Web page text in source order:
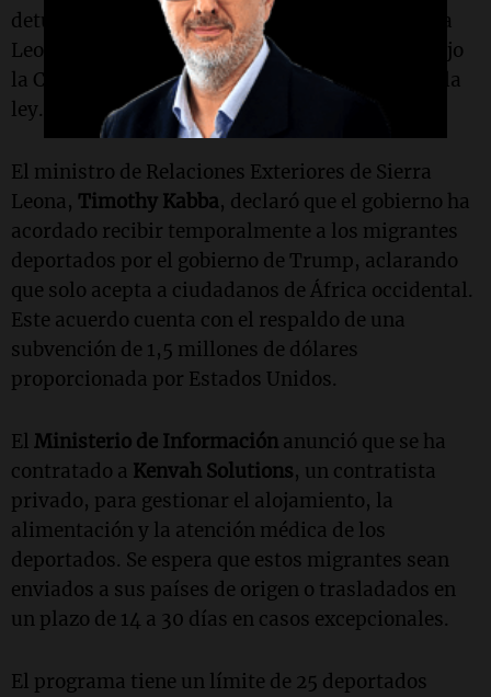
detuvo la deportación de una mujer hacia Sierra
Leona tras no permitirle solicitar protección bajo
la Convención contra la Tortura, como lo exige la
ley.
El ministro de Relaciones Exteriores de Sierra
Leona, Timothy Kabba, declaró que el gobierno ha
acordado recibir temporalmente a los migrantes
deportados por el gobierno de Trump, aclarando
que solo acepta a ciudadanos de África occidental.
Este acuerdo cuenta con el respaldo de una
subvención de 1,5 millones de dólares
proporcionada por Estados Unidos.
El Ministerio de Información anunció que se ha
contratado a Kenvah Solutions, un contratista
privado, para gestionar el alojamiento, la
alimentación y la atención médica de los
deportados. Se espera que estos migrantes sean
enviados a sus países de origen o trasladados en
un plazo de 14 a 30 días en casos excepcionales.
El programa tiene un límite de 25 deportados